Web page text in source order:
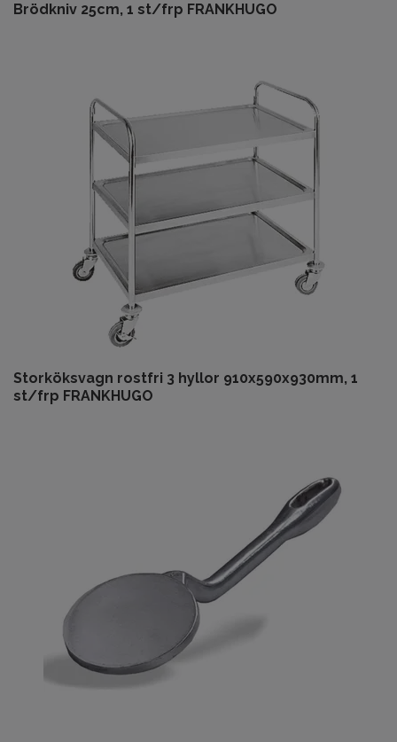
Brödkniv 25cm, 1 st/frp FRANKHUGO
Storköksvagn rostfri 3 hyllor 910x590x930mm, 1
st/frp FRANKHUGO